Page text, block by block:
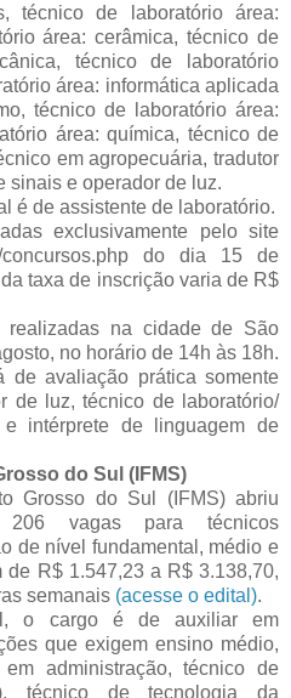
técnico de laboratório área:
área: cerâmica, técnico de
técnico de laboratório
área: informática aplicada
técnico de laboratório área:
área: química, técnico de
em agropecuária, tradutor
sinais e operador de luz.
é de assistente de laboratório.
exclusivamente pelo site
concursos.php do dia 15 de
taxa de inscrição varia de R$
realizadas na cidade de São
no horário de 14h às 18h.
de avaliação prática somente
de luz, técnico de laboratório/
intérprete de linguagem de
do Sul (IFMS)
Grosso do Sul (IFMS) abriu
206 vagas para técnicos
de nível fundamental, médio e
de R$ 1.547,23 a R$ 3.138,70,
semanais (acesse o edital).
o cargo é de auxiliar em
que exigem ensino médio,
administração, técnico de
técnico de tecnologia da